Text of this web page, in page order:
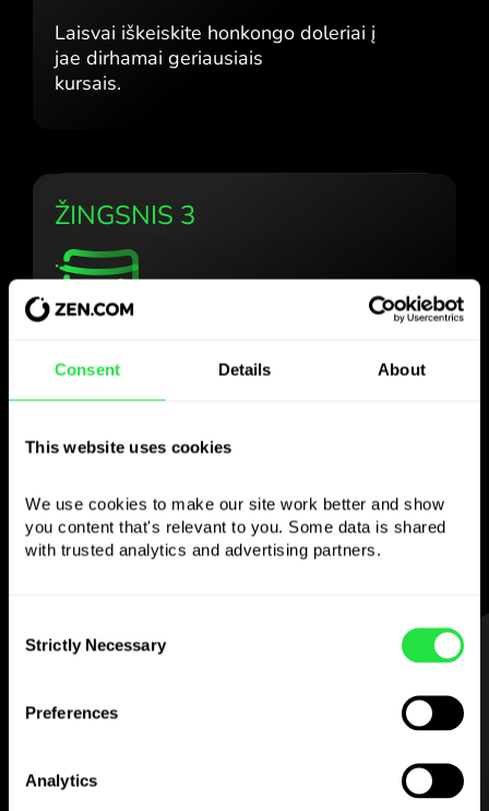
Consent Details About
This website uses cookies
We use cookies to make our site work better and show
you content that's relevant to you. Some data is shared
with trusted analytics and advertising partners.
Selection
Strictly Necessary
Preferences
Analytics
Laisvai iškeiskite honkongo doleriai į
jae dirhamai geriausiais
kursais.
ŽINGSNIS 3
Naudokite pasirinktą
valiutą
kaip norite
Siųskite pinigus į užsienį,
nuimkite iš bankomatų be
komisinio mokesčio, mokėkite
ŽINGSNIS 1